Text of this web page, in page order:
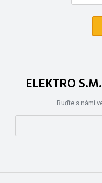
ELEKTRO
Buďte s námi